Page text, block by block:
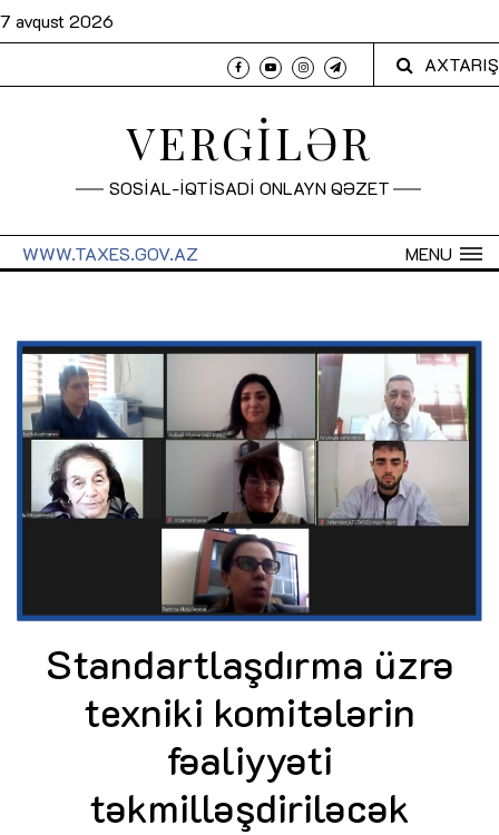
7 avqust 2026
AXTARIŞ
VERGİLƏR
SOSİAL-İQTİSADİ ONLAYN QƏZET
MENU
WWW.TAXES.GOV.AZ
Standartlaşdırma üzrə
texniki komitələrin
fəaliyyəti
təkmilləşdiriləcək